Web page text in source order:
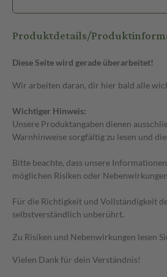
Produktdetails/
Diese Seite wird gerade überarbeitet!
Wir arbeiten daran, dir hier bald alle
Wichtiger Hinweis:
Unsere Produktangaben dienen
Warnhinweise sorgfältig zu lesen und
Bitte beachte, dass unsere
möglichen Risiken oder
Für die Richtigkeit und Vollständigkeit
selbstverständlich unberührt.
Zu Risiken und Nebenwirkungen lesen
Vielen Dank für dein Verständnis!